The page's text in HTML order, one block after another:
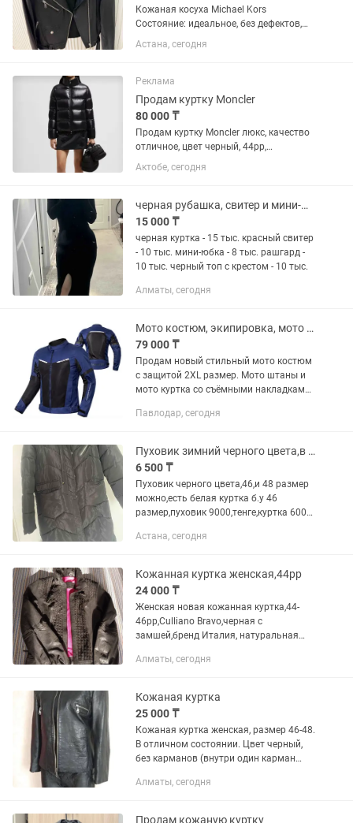
Кожаная косуха Michael Kors
Состояние: идеальное, без дефектов,
потертостей и повреждений. Очень
стильная и актуальная модель
образ: от casual до более дерзкого...
Астана, сегодня
Реклама
Продам куртку Moncler
80 000 ₸
Продам куртку Moncler люкс, качество
отличное, цвет черный, 44рр,
заказывала у Salim Kenzhe с Гуанджоу
за 110.000 продам за 80.000 так как
маломерит, после родов мой...
Актобе, сегодня
черная рубашка, свитер и мини-юбка, рашгард
15 000 ₸
черная куртка - 15 тыс. красный свитер
- 10 тыс. мини-юбка - 8 тыс. рашгард -
10 тыс. черный топ с крестом - 10 тыс.
Алматы, сегодня
Мото костюм, экипировка, мото штаны, мото куртка
79 000 ₸
Продам новый стильный мото костюм
с защитой 2XL размер. Мото штаны и
мото куртка со съёмными накладками.
защитные вставки из специального
Павлодар, сегодня
Пуховик зимний черного цвета,в отличном качестве,46 и 48 размер пойдет,
6 500 ₸
Пуховик черного цвета,46,и 48 размер
можно,есть белая куртка б.у 46
размер,пуховик 9000,тенге,куртка 6000
Астана, сегодня
Кожанная куртка женская,44рр
24 000 ₸
Женская новая кожанная куртка,44-
46рр,Culliano Bravo,черная с
замшей,бренд Италия, натуральная
плотная,сидит отлично.одевала 1
Алматы, сегодня
Кожаная куртка
25 000 ₸
Кожаная куртка женская, размер 46-48.
В отличном состоянии. Цвет черный,
без карманов (внутри один карман
Турция.
Алматы, сегодня
Продам кожаную куртку